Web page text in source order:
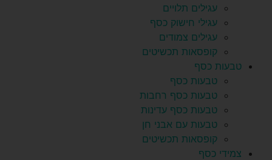
עגילים תלויים
עגילי חישוק כסף
עגילים צמודים
קופסאות תכשיטים
טבעות כסף
טבעות כסף
טבעות כסף רחבות
טבעות כסף עדינות
טבעות עם אבני חן
קופסאות תכשיטים
צמידי כסף